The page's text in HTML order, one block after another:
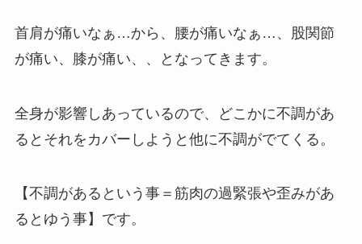
首肩が痛いなぁ…から、腰が痛いなぁ…、股関節
が痛い、膝が痛い、、となってきます。
全身が影響しあっているので、どこかに不調があ
るとそれをカバーしようと他に不調がでてくる。
【不調があるという事＝筋肉の過緊張や歪みがあ
るとゆう事】です。